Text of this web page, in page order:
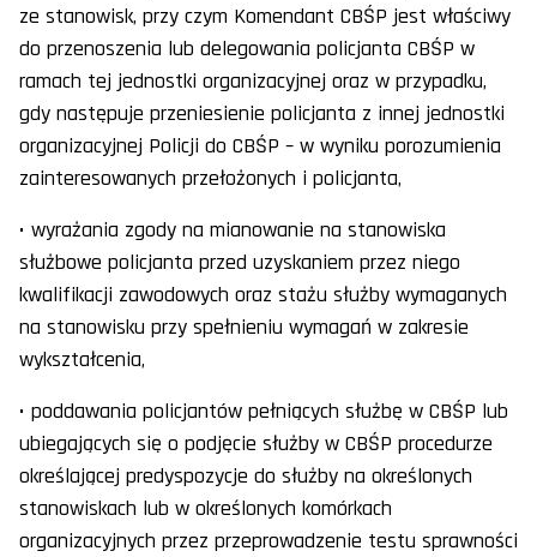
ze stanowisk, przy czym Komendant CBŚP jest właściwy
do przenoszenia lub delegowania policjanta CBŚP w
ramach tej jednostki organizacyjnej oraz w przypadku,
gdy następuje przeniesienie policjanta z innej jednostki
organizacyjnej Policji do CBŚP – w wyniku porozumienia
zainteresowanych przełożonych i policjanta,
• wyrażania zgody na mianowanie na stanowiska
służbowe policjanta przed uzyskaniem przez niego
kwalifikacji zawodowych oraz stażu służby wymaganych
na stanowisku przy spełnieniu wymagań w zakresie
wykształcenia,
• poddawania policjantów pełniących służbę w CBŚP lub
ubiegających się o podjęcie służby w CBŚP procedurze
określającej predyspozycje do służby na określonych
stanowiskach lub w określonych komórkach
organizacyjnych przez przeprowadzenie testu sprawności